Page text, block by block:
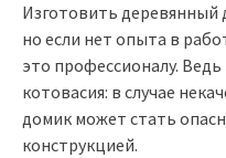
Изготовить деревянный
но если нет опыта в
это профессионалу.
котовасия: в случае
домик может стать
конструкцией.